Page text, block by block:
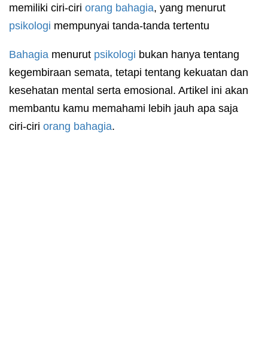
memiliki ciri-ciri orang bahagia, yang menurut
psikologi mempunyai tanda-tanda tertentu
Bahagia menurut psikologi bukan hanya tentang
kegembiraan semata, tetapi tentang kekuatan dan
kesehatan mental serta emosional. Artikel ini akan
membantu kamu memahami lebih jauh apa saja
ciri-ciri orang bahagia.